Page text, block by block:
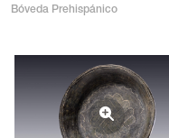
Bóveda Prehispánico